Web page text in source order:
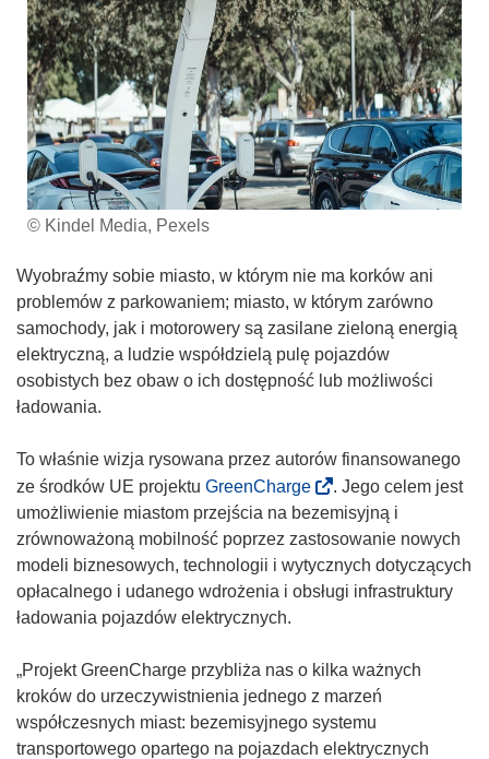
© Kindel Media, Pexels
Wyobraźmy sobie miasto, w którym nie ma korków ani
problemów z parkowaniem; miasto, w którym zarówno
samochody, jak i motorowery są zasilane zieloną energią
elektryczną, a ludzie współdzielą pulę pojazdów
osobistych bez obaw o ich dostępność lub możliwości
ładowania.
To właśnie wizja rysowana przez autorów finansowanego
ze środków UE projektu GreenCharge(
o
d
n
o
i
k
o
t
. Jego celem jest
umożliwienie miastom przejścia na bezemisyjną i
zrównoważoną mobilność poprzez zastosowanie nowych
modeli biznesowych, technologii i wytycznych dotyczących
opłacalnego i udanego wdrożenia i obsługi infrastruktury
ładowania pojazdów elektrycznych.
„Projekt GreenCharge przybliża nas o kilka ważnych
kroków do urzeczywistnienia jednego z marzeń
współczesnych miast: bezemisyjnego systemu
transportowego opartego na pojazdach elektrycznych